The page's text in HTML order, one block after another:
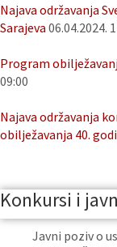
Najava održavanja
Sarajeva 06.04.2024.
Program
09:00
Najava održavanja
obilježavanja 40.
Konkursi i
Javni poziv o